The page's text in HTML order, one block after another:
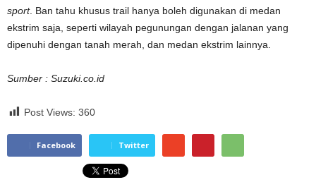
sport. Ban tahu khusus trail hanya boleh digunakan di medan
ekstrim saja, seperti wilayah pegunungan dengan jalanan yang
dipenuhi dengan tanah merah, dan medan ekstrim lainnya.
Sumber : Suzuki.co.id
Post Views: 360
Facebook Twitter